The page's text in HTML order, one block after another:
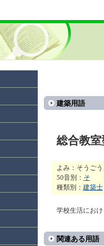
建築用語
総合教室
よみ：そうご
50音別： そ
種類別： 建築士
学校生活にお
関連ある用語